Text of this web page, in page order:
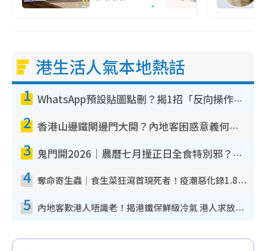
港生活人氣本地熱話
1 WhatsApp預設貼圖點刪？揭1招「反向操作」還原簡潔介面 附3步實測教學
2 香港山邊鐵閘邊門大開？內地客困惑意義何在！網民神回覆：呢種叫法理性防禦
3 鬼門開2026｜農曆七月撞正日全食特別邪？專家警告切忌做一事！揭4大禁忌+2招保平安
4 奪命寄生蟲｜食生菜狂瀉首現死者！疫潮惡化錄1.8萬宗病例 揭洗菜3大謬誤
5 內地客歎港人唔識老！揭港鐵保鮮級冷氣 港人求放過：咪投訴